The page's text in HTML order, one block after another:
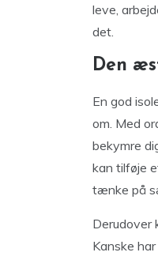
leve,
det.
Den
En god
om. Med
bekymre
kan tilføje
tænke på
Derudover
Kanske